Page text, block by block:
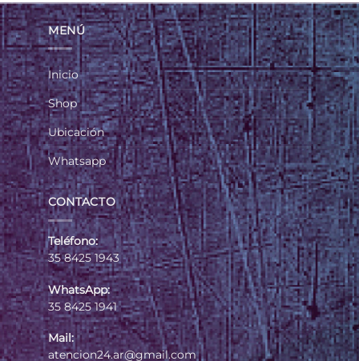
MENÚ
Inicio
Shop
Ubicación
Whatsapp
CONTACTO
Teléfono:
35 8425 1943
WhatsApp:
35 8425 1941
Mail:
atencion24.ar@gmail.com